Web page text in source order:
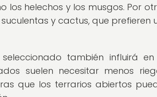
los helechos y los musgos. Por
y cactus, que prefieren
también influirá
suelen necesitar menos
que los terrarios abiertos